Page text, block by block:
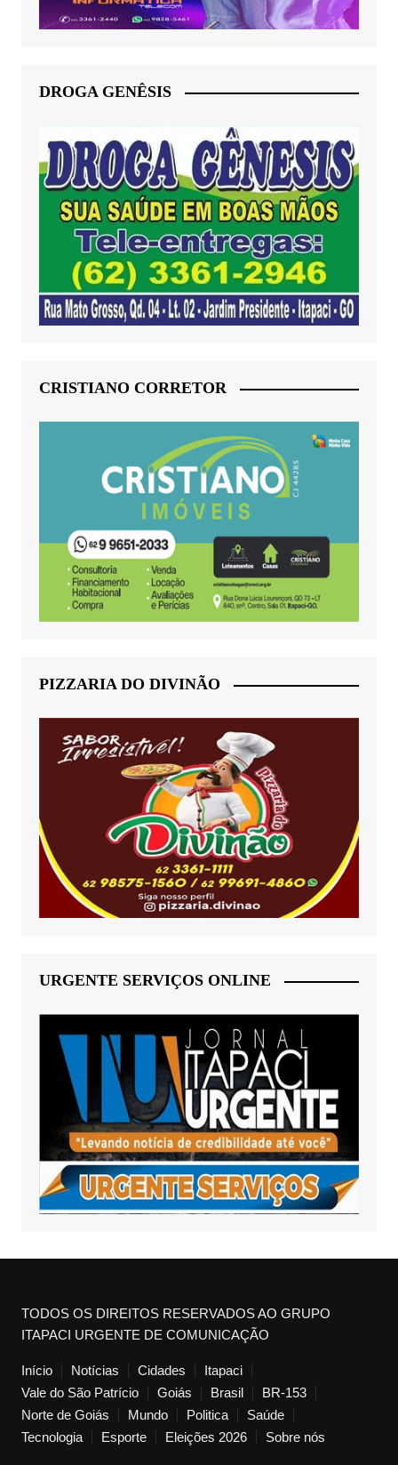
DROGA GENÊSIS
CRISTIANO CORRETOR
PIZZARIA DO DIVINÃO
URGENTE SERVIÇOS ONLINE
TODOS OS DIREITOS RESERVADOS AO GRUPO
ITAPACI URGENTE DE COMUNICAÇÃO
Início Notícias Cidades
Itapaci
Vale do São Patrício
Goiás Brasil
BR-153
Norte de Goiás
Mundo Politica
Saúde
Tecnologia
Esporte Eleições 2026 Sobre nós